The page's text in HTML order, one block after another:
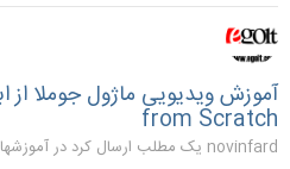
from Scratch
novinfard یک مطلب ارسال کرد در